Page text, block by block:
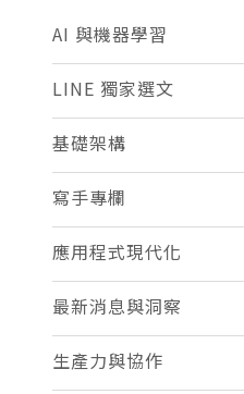
AI 與機器學習
LINE 獨家選文
基礎架構
寫手專欄
應用程式現代化
最新消息與洞察
生產力與協作